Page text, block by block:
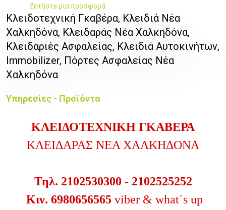
Ζητήστε μια προσφορά
Κλειδοτεχνική Γκαβέρα, Κλειδιά Νέα
Χαλκηδόνα, Κλειδαράς Νέα Χαλκηδόνα,
Κλειδαριές Ασφαλείας, Κλειδιά Αυτοκινήτων,
Immobilizer, Πόρτες Ασφαλείας Νέα
Χαλκηδόνα
Υπηρεσίες - Προϊόντα
ΚΛΕΙΔΟΤΕΧΝΙΚΗ ΓΚΑΒΕΡΑ
ΚΛΕΙΔΑΡΑΣ ΝΕΑ ΧΑΛΚΗΔΟΝΑ
Τηλ. 2102530300 - 2102525252
Κιν. 6980656565 viber & what΄s up